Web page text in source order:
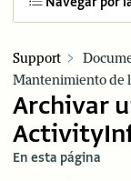
Support
Mantenimiento de
Archivar
En esta página